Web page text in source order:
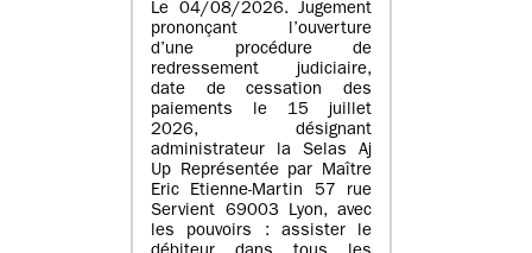
Le 04/08/2026. Jugement
prononçant l’ouverture
d’une procédure de
redressement judiciaire,
date de cessation des
paiements le 15 juillet
2026, désignant
administrateur la Selas Aj
Up Représentée par Maître
Eric Etienne-Martin 57 rue
Servient 69003 Lyon, avec
les pouvoirs : assister le